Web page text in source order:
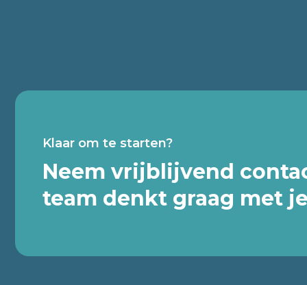
Klaar om te starten?
Neem vrijblijvend
team denkt graag met